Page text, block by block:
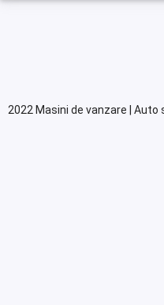
2022 Masini de vanzare | Auto